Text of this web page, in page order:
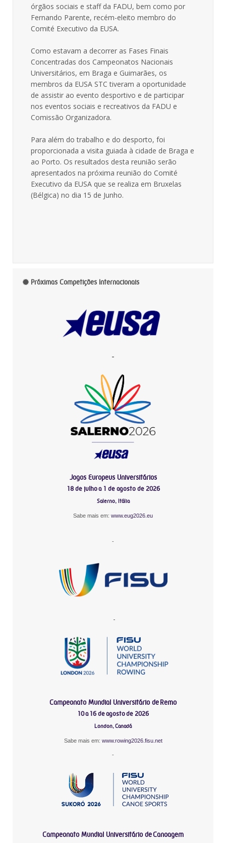
órgãos sociais e staff da FADU, bem como por
Fernando Parente, recém-eleito membro do
Comité Executivo da EUSA.
Como estavam a decorrer as Fases Finais
Concentradas dos Campeonatos Nacionais
Universitários, em Braga e Guimarães, os
membros da EUSA STC tiveram a oportunidade
de assistir ao evento desportivo e de participar
nos eventos sociais e recreativos da FADU e
Comissão Organizadora.
Para além do trabalho e do desporto, foi
proporcionada a visita guiada à cidade de Braga e
ao Porto. Os resultados desta reunião serão
apresentados na próxima reunião do Comité
Executivo da EUSA que se realiza em Bruxelas
(Bélgica) no dia 15 de Junho.
Próximas Competições Internacionais
-
Jogos Europeus Universitários
18 de julho a 1 de agosto de 2026
Salerno, Itália
Sabe mais em: www.eug2026.eu
-
-
Campeonato Mundial Universitário de Remo
10 a 16 de agosto de 2026
London, Canadá
Sabe mais em: www.rowing2026.fisu.net
-
Campeonato Mundial Universitário de Canoagem